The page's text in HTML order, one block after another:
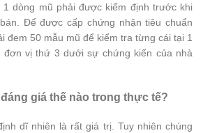
1 dòng mũ phải được kiểm định trước khi
Để được cấp chứng nhận tiêu chuẩn
đem 50 mẫu mũ để kiểm tra từng cái tại 1
đơn vị thứ 3 dưới sự chứng kiến của nhà
giá thế nào trong thực tế?
dĩ nhiên là rất giá trị. Tuy nhiên chúng